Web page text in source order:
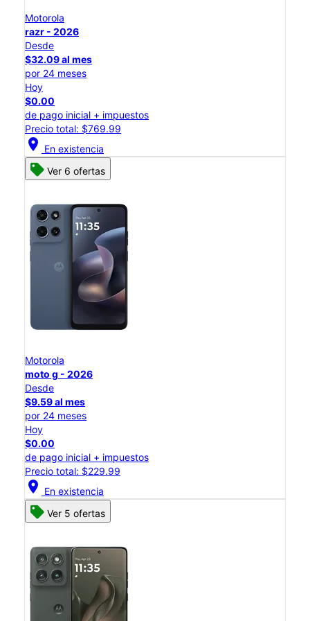
Motorola
razr - 2026
Desde
$32.09 al mes
por 24 meses
Hoy
$0.00
de pago inicial + impuestos
Precio total: $769.99
location_on En existencia
Ver 6 ofertas
Motorola
moto g - 2026
Desde
$9.59 al mes
por 24 meses
Hoy
$0.00
de pago inicial + impuestos
Precio total: $229.99
location_on En existencia
Ver 5 ofertas